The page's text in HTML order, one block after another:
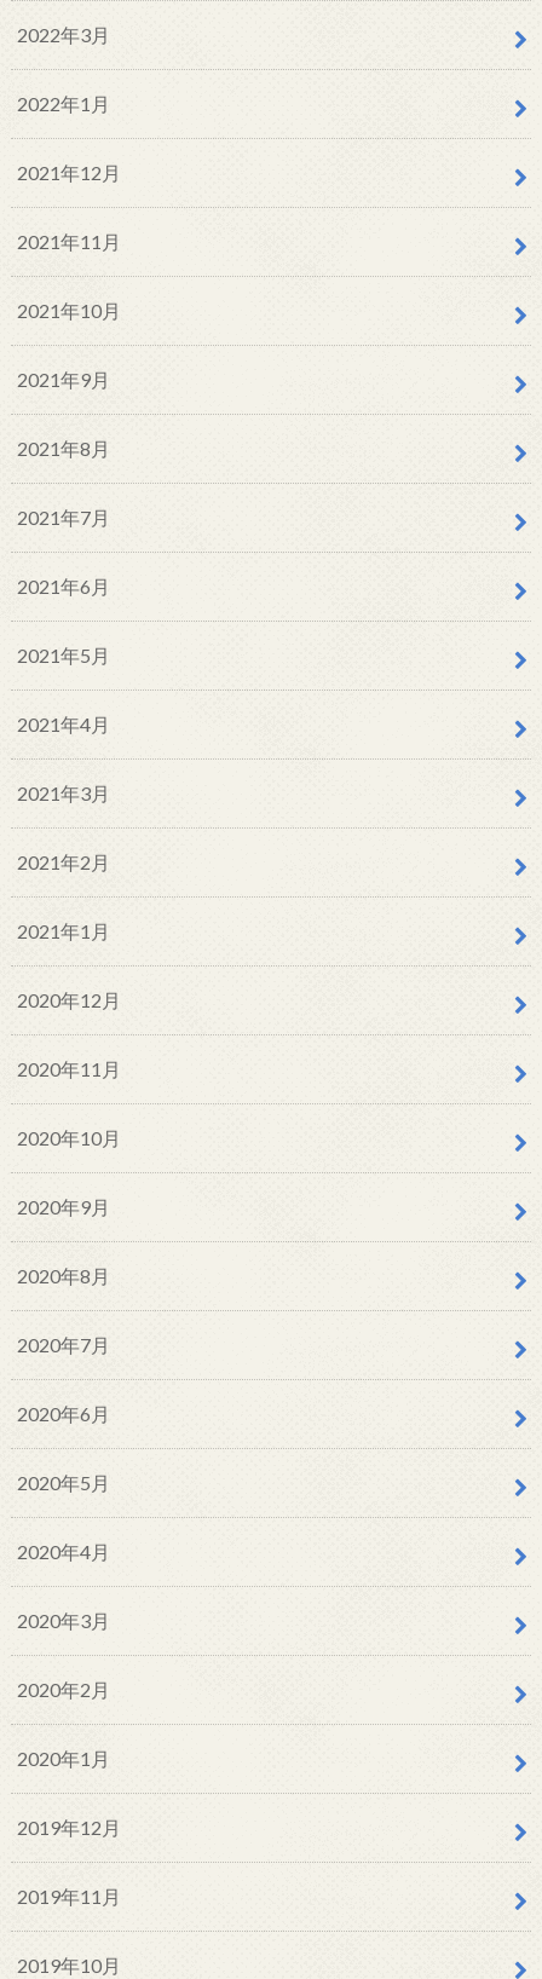
2022年3月
2022年1月
2021年12月
2021年11月
2021年10月
2021年9月
2021年8月
2021年7月
2021年6月
2021年5月
2021年4月
2021年3月
2021年2月
2021年1月
2020年12月
2020年11月
2020年10月
2020年9月
2020年8月
2020年7月
2020年6月
2020年5月
2020年4月
2020年3月
2020年2月
2020年1月
2019年12月
2019年11月
2019年10月